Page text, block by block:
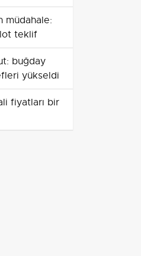
müdahale:
teklif
buğday
yükseldi
fiyatları bir